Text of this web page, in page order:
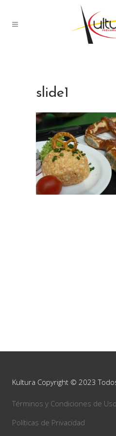
slide1
Kultura Copyright © 2023
Términos y Condiciones de Uso
Políticas de Privacidad